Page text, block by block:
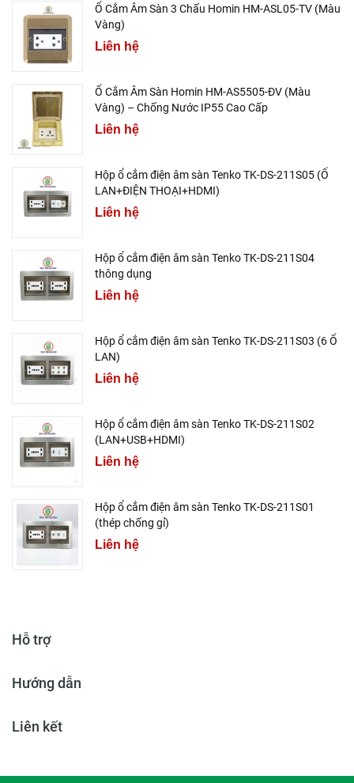
Ổ Cắm Âm Sàn 3 Chấu Homin HM-ASL05-TV (Màu
Vàng)
Liên hệ
Ổ Cắm Âm Sàn Homin HM-AS5505-ĐV (Màu
Vàng) – Chống Nước IP55 Cao Cấp
Liên hệ
Hộp ổ cắm điện âm sàn Tenko TK-DS-211S05 (Ổ
LAN+ĐIỆN THOẠI+HDMI)
Liên hệ
Hộp ổ cắm điện âm sàn Tenko TK-DS-211S04
thông dụng
Liên hệ
Hộp ổ cắm điện âm sàn Tenko TK-DS-211S03 (6 Ổ
LAN)
Liên hệ
Hộp ổ cắm điện âm sàn Tenko TK-DS-211S02
(LAN+USB+HDMI)
Liên hệ
Hộp ổ cắm điện âm sàn Tenko TK-DS-211S01
(thép chống gỉ)
Liên hệ
Hỗ trợ
Hướng dẫn
Liên kết